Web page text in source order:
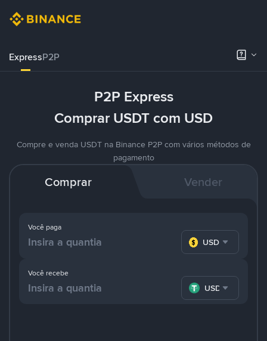
ExpressP2P
P2P Express
Comprar USDT com USD
Compre e venda USDT na Binance P2P com vários métodos de
pagamento
Comprar Vender
Você paga
USD
Você recebe
USDT